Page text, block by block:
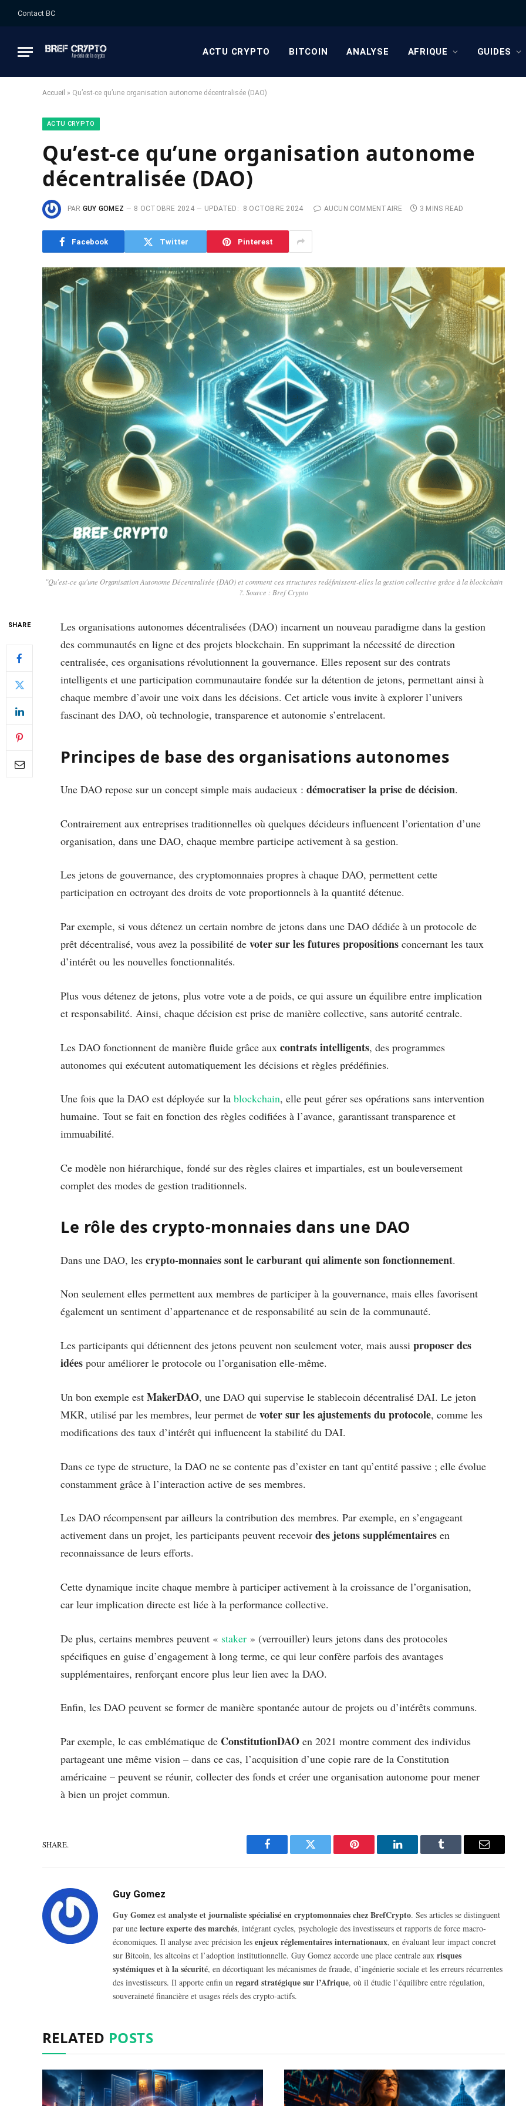
Contact BC
ACTU CRYPTO BITCOIN ANALYSE AFRIQUE GUIDES
Accueil » Qu’est-ce qu’une organisation autonome décentralisée (DAO)
ACTU CRYPTO
Qu’est-ce qu’une organisation autonome
décentralisée (DAO)
PAR GUY GOMEZ 8 OCTOBRE 2024 UPDATED: 8 OCTOBRE 2024 AUCUN COMMENTAIRE 3 MINS READ
Facebook Twitter Pinterest
"Qu'est-ce qu'une Organisation Autonome Décentralisée (DAO) et comment ces structures redéfinissent-elles la gestion collective grâce à la blockchain
?. Source : Bref Crypto
SHARE
Les organisations autonomes décentralisées (DAO) incarnent un nouveau paradigme dans la gestion
des communautés en ligne et des projets blockchain. En supprimant la nécessité de direction
centralisée, ces organisations révolutionnent la gouvernance. Elles reposent sur des contrats
intelligents et une participation communautaire fondée sur la détention de jetons, permettant ainsi à
chaque membre d’avoir une voix dans les décisions. Cet article vous invite à explorer l’univers
fascinant des DAO, où technologie, transparence et autonomie s’entrelacent.
Principes de base des organisations autonomes
Une DAO repose sur un concept simple mais audacieux : démocratiser la prise de décision.
Contrairement aux entreprises traditionnelles où quelques décideurs influencent l’orientation d’une
organisation, dans une DAO, chaque membre participe activement à sa gestion.
Les jetons de gouvernance, des cryptomonnaies propres à chaque DAO, permettent cette
participation en octroyant des droits de vote proportionnels à la quantité détenue.
Par exemple, si vous détenez un certain nombre de jetons dans une DAO dédiée à un protocole de
prêt décentralisé, vous avez la possibilité de voter sur les futures propositions concernant les taux
d’intérêt ou les nouvelles fonctionnalités.
Plus vous détenez de jetons, plus votre vote a de poids, ce qui assure un équilibre entre implication
et responsabilité. Ainsi, chaque décision est prise de manière collective, sans autorité centrale.
Les DAO fonctionnent de manière fluide grâce aux contrats intelligents, des programmes
autonomes qui exécutent automatiquement les décisions et règles prédéfinies.
Une fois que la DAO est déployée sur la blockchain, elle peut gérer ses opérations sans intervention
humaine. Tout se fait en fonction des règles codifiées à l’avance, garantissant transparence et
immuabilité.
Ce modèle non hiérarchique, fondé sur des règles claires et impartiales, est un bouleversement
complet des modes de gestion traditionnels.
Le rôle des crypto-monnaies dans une DAO
Dans une DAO, les crypto-monnaies sont le carburant qui alimente son fonctionnement.
Non seulement elles permettent aux membres de participer à la gouvernance, mais elles favorisent
également un sentiment d’appartenance et de responsabilité au sein de la communauté.
Les participants qui détiennent des jetons peuvent non seulement voter, mais aussi proposer des
idées pour améliorer le protocole ou l’organisation elle-même.
Un bon exemple est MakerDAO, une DAO qui supervise le stablecoin décentralisé DAI. Le jeton
MKR, utilisé par les membres, leur permet de voter sur les ajustements du protocole, comme les
modifications des taux d’intérêt qui influencent la stabilité du DAI.
Dans ce type de structure, la DAO ne se contente pas d’exister en tant qu’entité passive ; elle évolue
constamment grâce à l’interaction active de ses membres.
Les DAO récompensent par ailleurs la contribution des membres. Par exemple, en s’engageant
activement dans un projet, les participants peuvent recevoir des jetons supplémentaires en
reconnaissance de leurs efforts.
Cette dynamique incite chaque membre à participer activement à la croissance de l’organisation,
car leur implication directe est liée à la performance collective.
De plus, certains membres peuvent « staker » (verrouiller) leurs jetons dans des protocoles
spécifiques en guise d’engagement à long terme, ce qui leur confère parfois des avantages
supplémentaires, renforçant encore plus leur lien avec la DAO.
Enfin, les DAO peuvent se former de manière spontanée autour de projets ou d’intérêts communs.
Par exemple, le cas emblématique de ConstitutionDAO en 2021 montre comment des individus
partageant une même vision – dans ce cas, l’acquisition d’une copie rare de la Constitution
américaine – peuvent se réunir, collecter des fonds et créer une organisation autonome pour mener
à bien un projet commun.
SHARE.
Facebook Twitter Pinterest LinkedIn Tumblr Email
Guy Gomez
Guy Gomez est analyste et journaliste spécialisé en cryptomonnaies chez BrefCrypto. Ses articles se distinguent
par une lecture experte des marchés, intégrant cycles, psychologie des investisseurs et rapports de force macro-
économiques. Il analyse avec précision les enjeux réglementaires internationaux, en évaluant leur impact concret
sur Bitcoin, les altcoins et l’adoption institutionnelle. Guy Gomez accorde une place centrale aux risques
systémiques et à la sécurité, en décortiquant les mécanismes de fraude, d’ingénierie sociale et les erreurs récurrentes
des investisseurs. Il apporte enfin un regard stratégique sur l’Afrique, où il étudie l’équilibre entre régulation,
souveraineté financière et usages réels des crypto-actifs.
RELATED POSTS